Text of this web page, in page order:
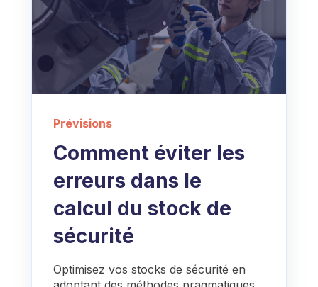
Prévisions
Comment éviter les
erreurs dans le
calcul du stock de
sécurité
Optimisez vos stocks de sécurité en